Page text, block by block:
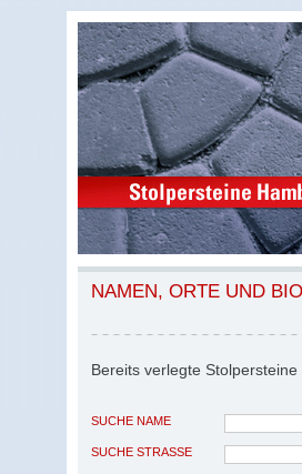
NAMEN, ORTE UND
Bereits verlegte Stolpersteine
SUCHE NAME
SUCHE STRASSE